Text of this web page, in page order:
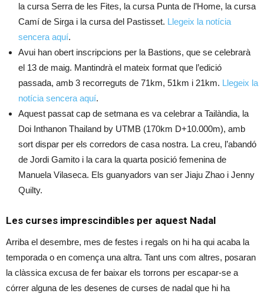
la cursa Serra de les Fites, la cursa Punta de l’Home, la cursa
Camí de Sirga i la cursa del Pastisset. Llegeix la notícia
sencera aquí.
Avui han obert inscripcions per la Bastions, que se celebrarà
el 13 de maig. Mantindrà el mateix format que l’edició
passada, amb 3 recorreguts de 71km, 51km i 21km. Llegeix la
notícia sencera aquí.
Aquest passat cap de setmana es va celebrar a Tailàndia, la
Doi Inthanon Thailand by UTMB (170km D+10.000m), amb
sort dispar per els corredors de casa nostra. La creu, l’abandó
de Jordi Gamito i la cara la quarta posició femenina de
Manuela Vilaseca. Els guanyadors van ser Jiaju Zhao i Jenny
Quilty.
Les curses imprescindibles per aquest Nadal
Arriba el desembre, mes de festes i regals on hi ha qui acaba la
temporada o en comença una altra. Tant uns com altres, posaran
la clàssica excusa de fer baixar els torrons per escapar-se a
córrer alguna de les desenes de curses de nadal que hi ha